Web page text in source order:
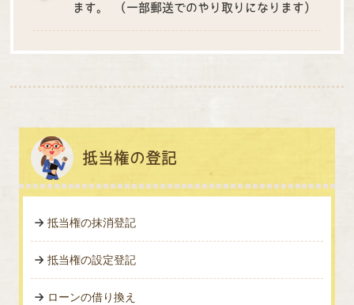
ます。 (一部郵送でのやり取りになります）
抵当権の登記
抵当権の抹消登記
抵当権の設定登記
ローンの借り換え